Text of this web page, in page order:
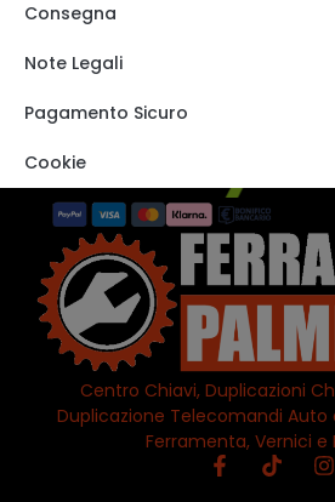
Centro Chiavi, Duplicazioni
Duplicazione Telecomandi
Ferramenta, Vernici e
Consegna
Note Legali
Pagamento Sicuro
Cookie
VISITA IL NOSTRO